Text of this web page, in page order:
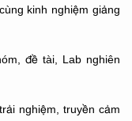
kinh nghiệm giảng
đề tài, Lab nghiên
nghiệm, truyền cảm